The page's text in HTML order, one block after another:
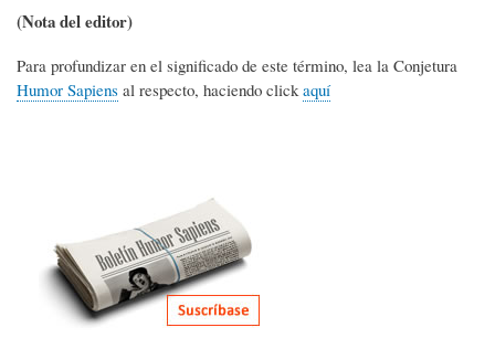
(Nota del editor)
Para profundizar en el significado de este término, lea la Conjetura
Humor Sapiens al respecto, haciendo click aquí